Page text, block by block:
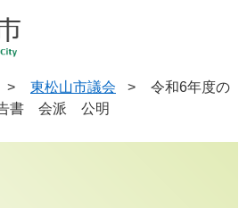
> 東松山市議会 >
令和6年度の
告書 会派 公明